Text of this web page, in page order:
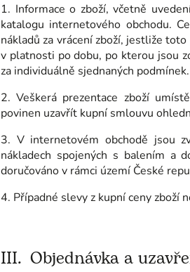
1. Informace o zboží, včetně
katalogu internetového obchodu.
nákladů za vrácení zboží, jestliže
v platnosti po dobu, po kterou jsou
za individuálně sjednaných podmínek.
2. Veškerá prezentace zboží
povinen uzavřít kupní smlouvu
3. V internetovém obchodě jsou
nákladech spojených s balením a
doručováno v rámci území České
4. Případné slevy z kupní ceny zboží
III. Objednávka a